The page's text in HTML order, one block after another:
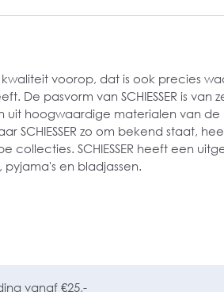
kwaliteit voorop, dat is ook precies
De pasvorm van SCHIESSER is van
uit hoogwaardige materialen van de
SCHIESSER zo om bekend staat,
collecties. SCHIESSER heeft een
en bladjassen.
vanaf €25,-